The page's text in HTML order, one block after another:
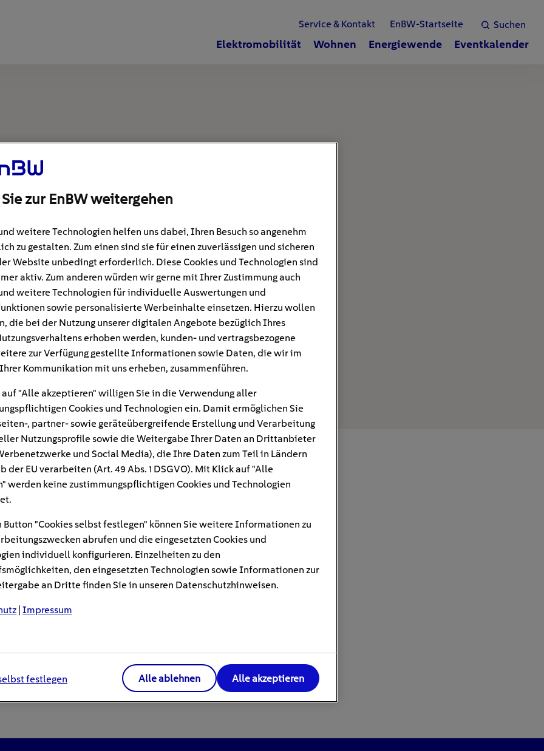
Suchen
Service & Kontakt EnBW-Startseite
Elektromobilität Wohnen Energiewende Eventkalender
#
zur EnBW weitergehen
weitere Technologien helfen uns dabei, Ihren Besuch so angenehm
zu gestalten. Zum einen sind sie für einen zuverlässigen und sicheren
Website unbedingt erforderlich. Diese Cookies und Technologien sind
aktiv. Zum anderen würden wir gerne mit Ihrer Zustimmung auch
weitere Technologien für individuelle Auswertungen und
sowie personalisierte Werbeinhalte einsetzen. Hierzu wollen
die bei der Nutzung unserer digitalen Angebote bezüglich Ihres
erhoben werden, kunden- und vertragsbezogene
zur Verfügung gestellte Informationen sowie Daten, die wir im
Kommunikation mit uns erheben, zusammenführen.
"Alle akzeptieren" willigen Sie in die Verwendung aller
Cookies und Technologien ein. Damit ermöglichen Sie
, partner- sowie geräteübergreifende Erstellung und Verarbeitung
Nutzungsprofile sowie die Weitergabe Ihrer Daten an Drittanbieter
und Social Media), die Ihre Daten zum Teil in Ländern
der EU verarbeiten (Art. 49 Abs. 1 DSGVO). Mit Klick auf "Alle
werden keine zustimmungspflichtigen Cookies und Technologien
Button "Cookies selbst festlegen" können Sie weitere Informationen zu
abrufen und die eingesetzten Cookies und
individuell konfigurieren. Einzelheiten zu den
den eingesetzten Technologien sowie Informationen zur
an Dritte finden Sie in unseren Datenschutzhinweisen.
| Impressum
festlegen Alle ablehnen Alle akzeptieren